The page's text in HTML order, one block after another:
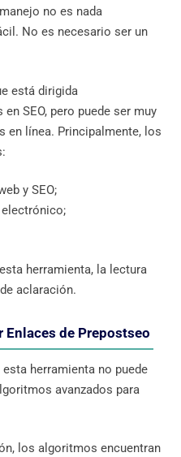
no es nada
No es necesario ser un
está dirigida
SEO, pero puede ser muy
en línea. Principalmente, los
y SEO;
herramienta, la lectura
aclaración.
de Prepostseo
herramienta no puede
avanzados para
los algoritmos encuentran